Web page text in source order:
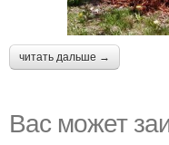
читать дальше →
Вас может